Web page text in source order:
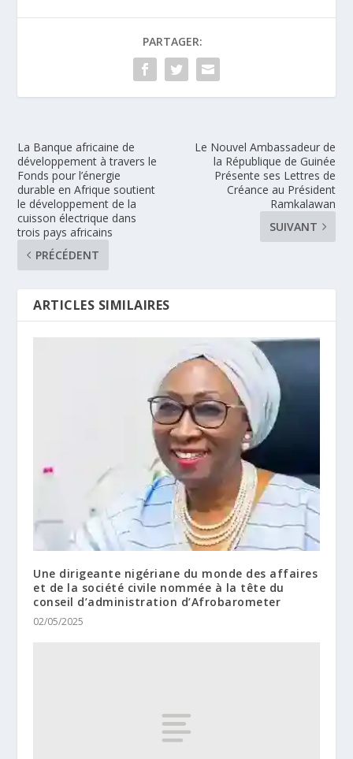
PARTAGER:
La Banque africaine de
développement à travers le
Fonds pour l’énergie
durable en Afrique soutient
le développement de la
cuisson électrique dans
trois pays africains
PRÉCÉDENT
Le Nouvel Ambassadeur de
la République de Guinée
Présente ses Lettres de
Créance au Président
Ramkalawan
SUIVANT
ARTICLES SIMILAIRES
Une dirigeante nigériane du monde des affaires
et de la société civile nommée à la tête du
conseil d’administration d’Afrobarometer
02/05/2025